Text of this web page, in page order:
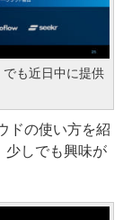
も近日中に提供
ドの使い方を紹
少しでも興味が